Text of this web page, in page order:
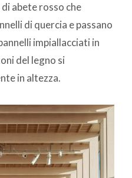
abete rosso che
di quercia e passano
impiallacciati in
del legno si
in altezza.